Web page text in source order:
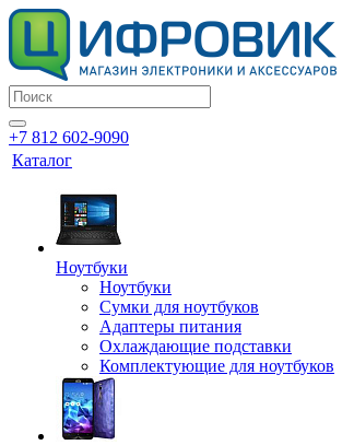
+7 812 602-9090
Каталог
Ноутбуки
Ноутбуки
Сумки для ноутбуков
Адаптеры питания
Охлаждающие подставки
Комплектующие для ноутбуков